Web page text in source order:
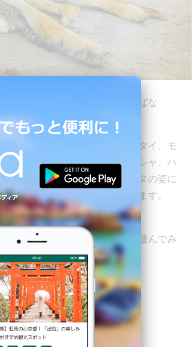
仲睦まじい写真に頬が緩みっぱな
けでなく、ベトナム、中国、タイ、モ
ペルー、キューバ、パリ、ギリシャ、ハ
る地域。可愛らしいネコとイヌの姿に
を刺激される写真展でもあります。
いう方はぜひ、写真展へ足を運んでみ
こといぬ」開催概要